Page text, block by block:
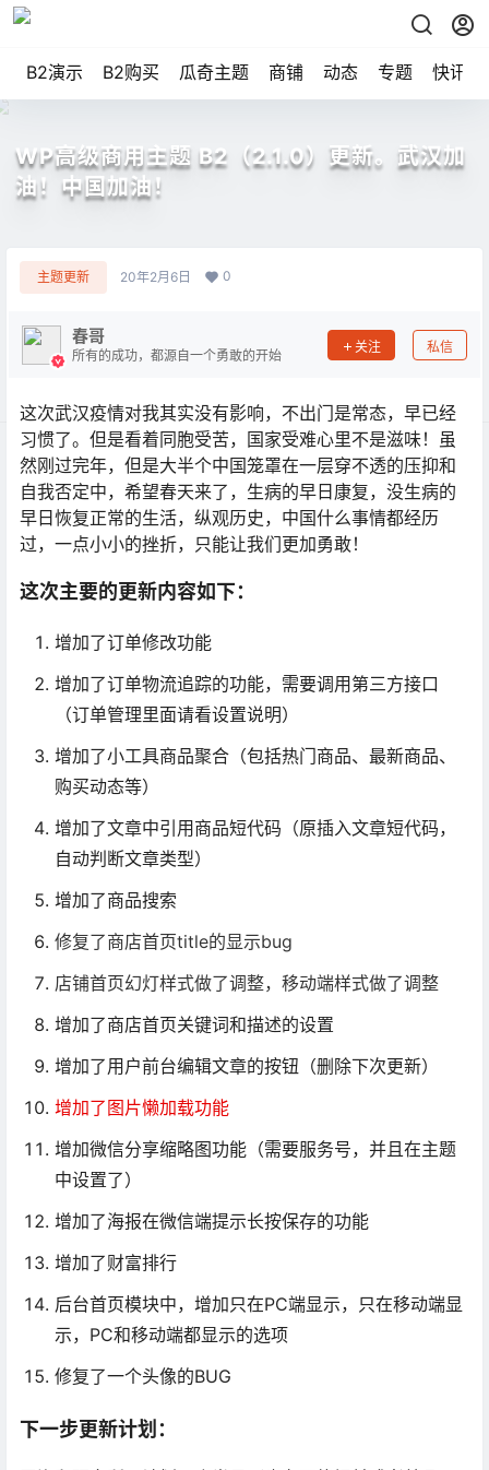
B2演示 B2购买 瓜奇主题 商铺 动态 专题 快讯
WP高级商用主题 B2（2.1.0）更新。武汉加
油！中国加油！
主题更新 20年2月6日 0
春哥
所有的成功，都源自一个勇敢的开始
关注 私信
这次武汉疫情对我其实没有影响，不出门是常态，早已经
习惯了。但是看着同胞受苦，国家受难心里不是滋味！虽
然刚过完年，但是大半个中国笼罩在一层穿不透的压抑和
自我否定中，希望春天来了，生病的早日康复，没生病的
早日恢复正常的生活，纵观历史，中国什么事情都经历
过，一点小小的挫折，只能让我们更加勇敢！
这次主要的更新内容如下：
增加了订单修改功能
增加了订单物流追踪的功能，需要调用第三方接口
（订单管理里面请看设置说明）
增加了小工具商品聚合（包括热门商品、最新商品、
购买动态等）
增加了文章中引用商品短代码（原插入文章短代码，
自动判断文章类型）
增加了商品搜索
修复了商店首页title的显示bug
店铺首页幻灯样式做了调整，移动端样式做了调整
增加了商店首页关键词和描述的设置
增加了用户前台编辑文章的按钮（删除下次更新）
增加了图片懒加载功能
增加微信分享缩略图功能（需要服务号，并且在主题
中设置了）
增加了海报在微信端提示长按保存的功能
增加了财富排行
后台首页模块中，增加只在PC端显示，只在移动端显
示，PC和移动端都显示的选项
修复了一个头像的BUG
下一步更新计划：